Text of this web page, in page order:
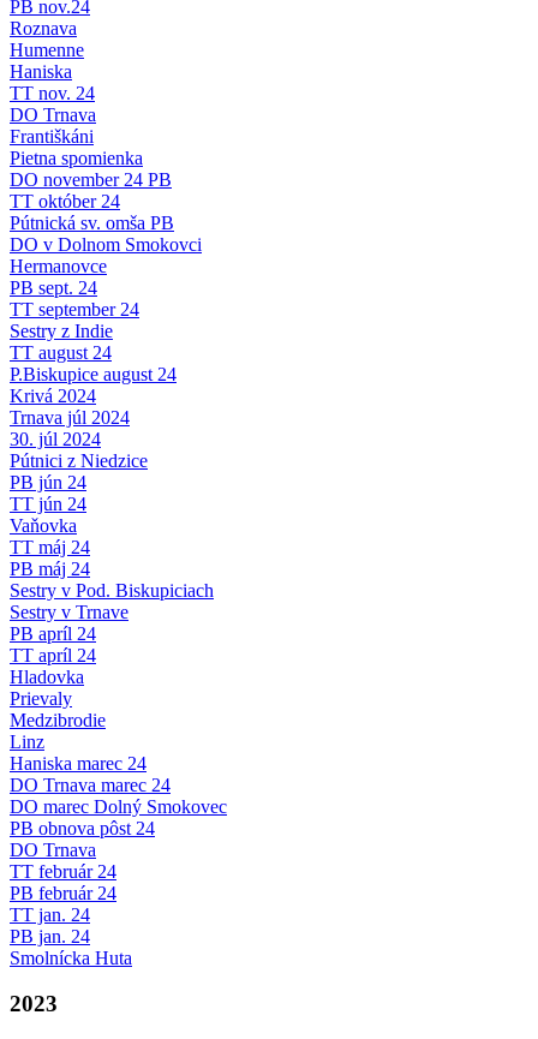
PB nov.24
Roznava
Humenne
Haniska
TT nov. 24
DO Trnava
Františkáni
Pietna spomienka
DO november 24 PB
TT október 24
Pútnická sv. omša PB
DO v Dolnom Smokovci
Hermanovce
PB sept. 24
TT september 24
Sestry z Indie
TT august 24
P.Biskupice august 24
Krivá 2024
Trnava júl 2024
30. júl 2024
Pútnici z Niedzice
PB jún 24
TT jún 24
Vaňovka
TT máj 24
PB máj 24
Sestry v Pod. Biskupiciach
Sestry v Trnave
PB apríl 24
TT apríl 24
Hladovka
Prievaly
Medzibrodie
Linz
Haniska marec 24
DO Trnava marec 24
DO marec Dolný Smokovec
PB obnova pôst 24
DO Trnava
TT február 24
PB február 24
TT jan. 24
PB jan. 24
Smolnícka Huta
2023